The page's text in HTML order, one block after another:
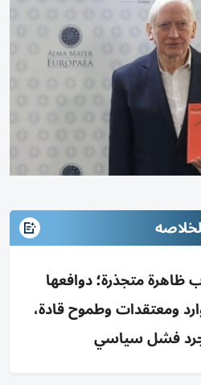
ظاهرة متجذرة؛ دوافعها
ومعتقدات وطموح قادة،
فشل سياسي